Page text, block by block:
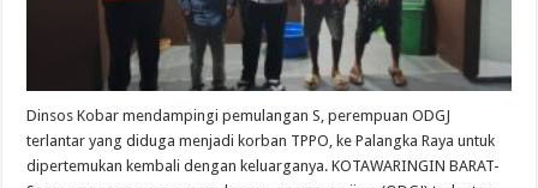
Dinsos Kobar mendampingi pemulangan S, perempuan ODGJ
terlantar yang diduga menjadi korban TPPO, ke Palangka Raya untuk
dipertemukan kembali dengan keluarganya. KOTAWARINGIN BARAT-